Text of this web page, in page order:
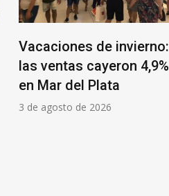
Vacaciones de invierno:
las ventas cayeron 4,9%
en Mar del Plata
3 de agosto de 2026